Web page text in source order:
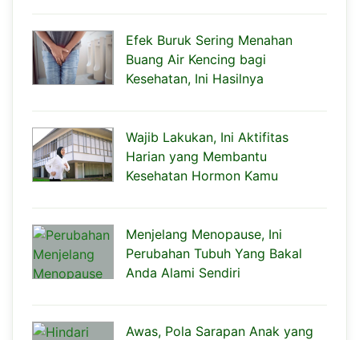
Efek Buruk Sering Menahan
Buang Air Kencing bagi
Kesehatan, Ini Hasilnya
Wajib Lakukan, Ini Aktifitas
Harian yang Membantu
Kesehatan Hormon Kamu
Menjelang Menopause, Ini
Perubahan Tubuh Yang Bakal
Anda Alami Sendiri
Awas, Pola Sarapan Anak yang